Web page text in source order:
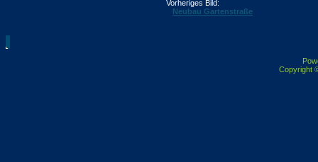
Vorheriges Bild:
Neubau Gartenstraße
Copyright